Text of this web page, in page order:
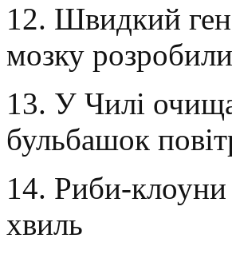
12. Швидкий
мозку
13. У Чилі
бульбашок
14. Риби-клоуни
хвиль